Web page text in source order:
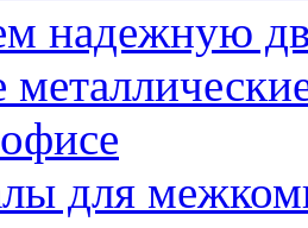
надежную
для